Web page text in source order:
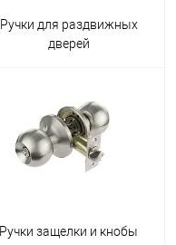
Ручки для раздвижных
дверей
Ручки защелки и кнобы